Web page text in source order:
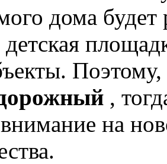
дома будет
детская
,
на